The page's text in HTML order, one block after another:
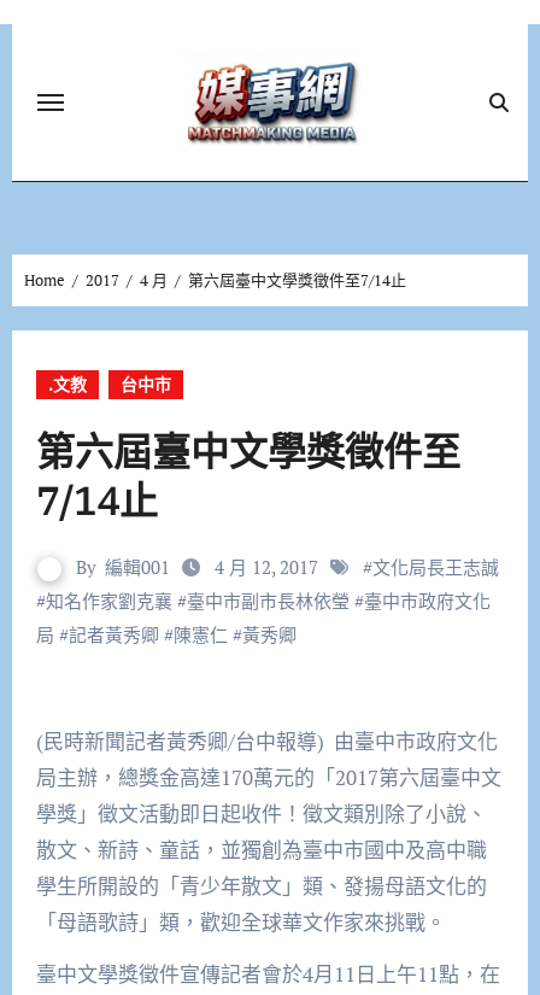
Home 2017 4 月 第六屆臺中文學獎徵件至7/14止
.文教 台中市
第六屆臺中文學獎徵件至
7/14止
By 編輯001 4 月 12, 2017 #文化局長王志誠
#知名作家劉克襄 #臺中市副市長林依瑩 #臺中市政府文化
局 #記者黃秀卿 #陳憲仁 #黃秀卿
(民時新聞記者黃秀卿/台中報導) 由臺中市政府文化
局主辦，總獎金高達170萬元的「2017第六屆臺中文
學獎」徵文活動即日起收件！徵文類別除了小說、
散文、新詩、童話，並獨創為臺中市國中及高中職
學生所開設的「青少年散文」類、發揚母語文化的
「母語歌詩」類，歡迎全球華文作家來挑戰。
臺中文學獎徵件宣傳記者會於4月11日上午11點，在